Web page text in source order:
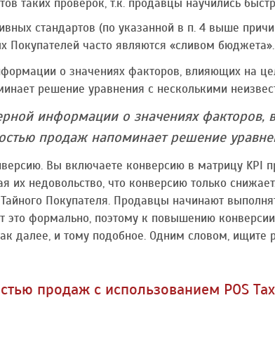
стандартов (по указанной в п. 4 выше
Покупателей часто являются «сливом бюджета».
о значениях факторов, влияющих на
решение уравнения с несколькими
информации о значениях
продаж напоминает решение
Вы включаете конверсию в матрицу KPI
их недовольство, что конверсию только
Покупателя. Продавцы начинают
это формально, поэтому к повышению
далее, и тому подобное. Одним словом,
продаж с использованием POS